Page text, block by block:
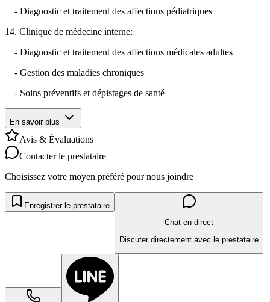
- Diagnostic et traitement des affections pédiatriques
14. Clinique de médecine interne:
- Diagnostic et traitement des affections médicales adultes
- Gestion des maladies chroniques
- Soins préventifs et dépistages de santé
En savoir plus
Avis & Évaluations
Contacter le prestataire
Choisissez votre moyen préféré pour nous joindre
Enregistrer le prestataire
Chat en direct
Discuter directement avec le prestataire